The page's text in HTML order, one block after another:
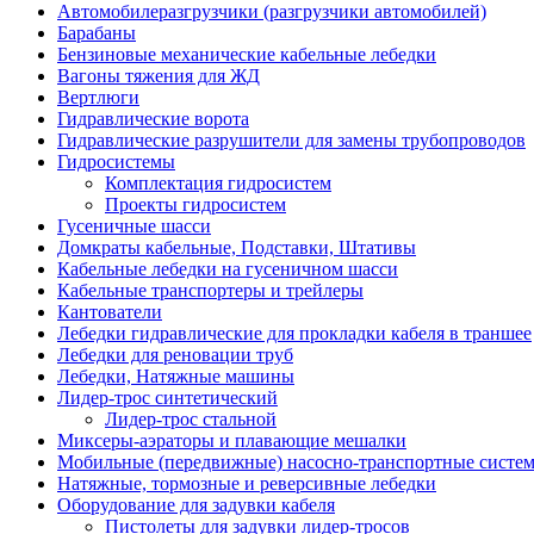
Автомобилеразгрузчики (разгрузчики автомобилей)
Барабаны
Бензиновые механические кабельные лебедки
Вагоны тяжения для ЖД
Вертлюги
Гидравлические ворота
Гидравлические разрушители для замены трубопроводов
Гидросистемы
Комплектация гидросистем
Проекты гидросистем
Гусеничные шасси
Домкраты кабельные, Подставки, Штативы
Кабельные лебедки на гусеничном шасси
Кабельные транспортеры и трейлеры
Кантователи
Лебедки гидравлические для прокладки кабеля в траншее
Лебедки для реновации труб
Лебедки, Натяжные машины
Лидер-трос синтетический
Лидер-трос стальной
Миксеры-аэраторы и плавающие мешалки
Мобильные (передвижные) насосно-транспортные
Натяжные, тормозные и реверсивные лебедки
Оборудование для задувки кабеля
Пистолеты для задувки лидер-тросов